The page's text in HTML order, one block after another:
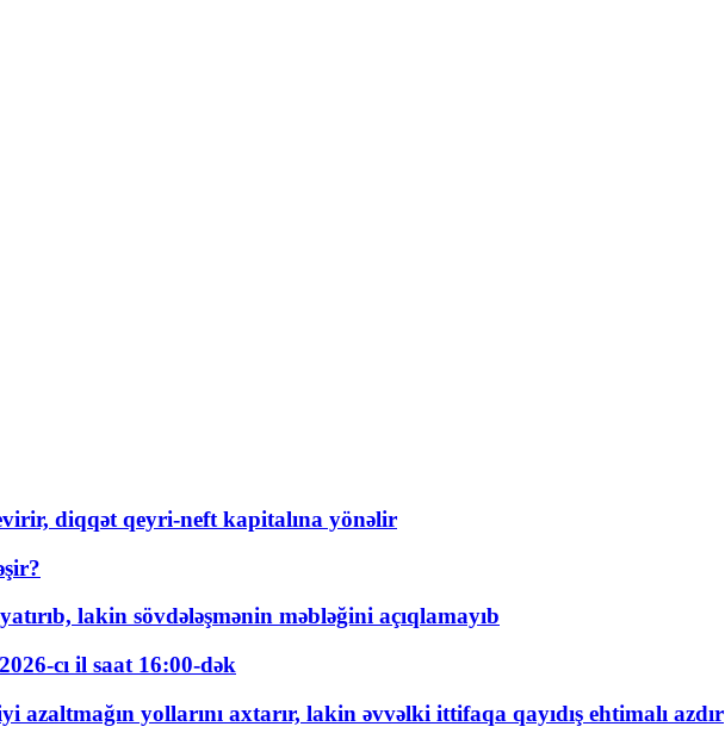
diqqət qeyri-neft kapitalına yönəlir
lakin sövdələşmənin məbləğini açıqlamayıb
cı il saat 16:00-dək
yollarını axtarır, lakin əvvəlki ittifaqa qayıdış ehtimalı azdır